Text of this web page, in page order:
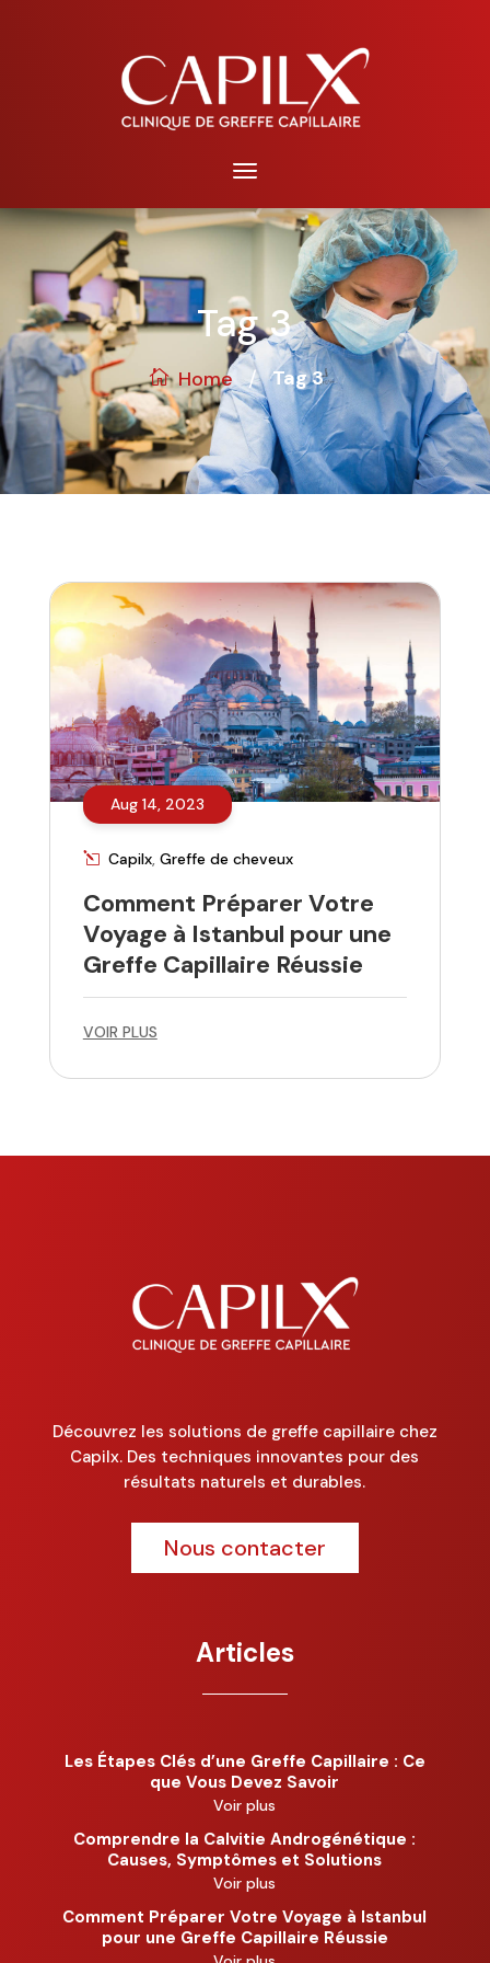
Tag 3
Home / Tag 3
Aug 14, 2023
Capilx, Greffe de cheveux
Comment Préparer Votre
Voyage à Istanbul pour une
Greffe Capillaire Réussie
VOIR PLUS
Découvrez les solutions de greffe capillaire chez
Capilx. Des techniques innovantes pour des
résultats naturels et durables.
Nous contacter
Articles
Les Étapes Clés d’une Greffe Capillaire : Ce
que Vous Devez Savoir
Voir plus
Comprendre la Calvitie Androgénétique :
Causes, Symptômes et Solutions
Voir plus
Comment Préparer Votre Voyage à Istanbul
pour une Greffe Capillaire Réussie